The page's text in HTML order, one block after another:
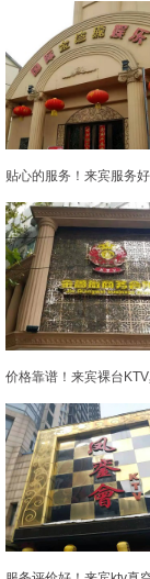
贴心的服务！来宾服务
价格靠谱！来宾裸台